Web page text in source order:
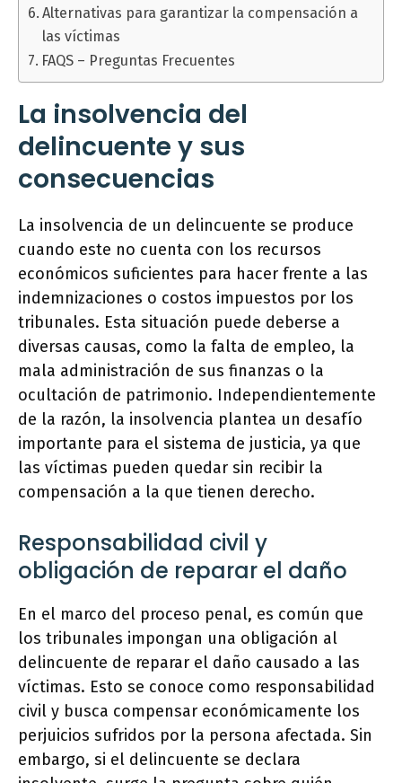
Alternativas para garantizar la compensación a
las víctimas
FAQS – Preguntas Frecuentes
La insolvencia del
delincuente y sus
consecuencias
La insolvencia de un delincuente se produce
cuando este no cuenta con los recursos
económicos suficientes para hacer frente a las
indemnizaciones o costos impuestos por los
tribunales. Esta situación puede deberse a
diversas causas, como la falta de empleo, la
mala administración de sus finanzas o la
ocultación de patrimonio. Independientemente
de la razón, la insolvencia plantea un desafío
importante para el sistema de justicia, ya que
las víctimas pueden quedar sin recibir la
compensación a la que tienen derecho.
Responsabilidad civil y
obligación de reparar el daño
En el marco del proceso penal, es común que
los tribunales impongan una obligación al
delincuente de reparar el daño causado a las
víctimas. Esto se conoce como responsabilidad
civil y busca compensar económicamente los
perjuicios sufridos por la persona afectada. Sin
embargo, si el delincuente se declara